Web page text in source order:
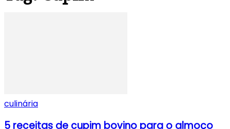
culinária
5 receitas de cupim bovino para o almoço